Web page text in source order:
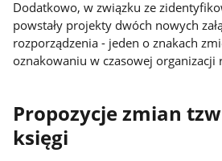
Dodatkowo, w związku ze
powstały projekty dwóch nowych
rozporządzenia - jeden o znakach
oznakowaniu w czasowej organizacji
Propozycje zmian
księgi